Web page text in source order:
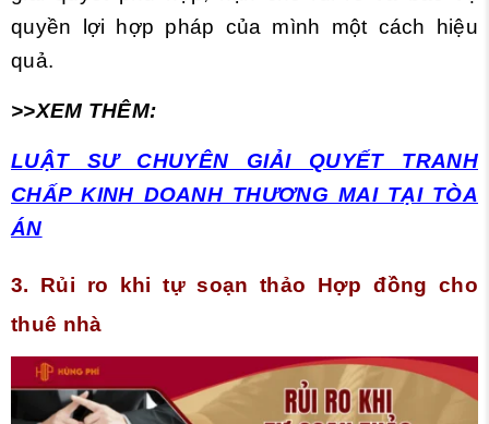
quyền lợi hợp pháp của mình một cách hiệu
quả.
>>XEM THÊM:
LUẬT SƯ CHUYÊN GIẢI QUYẾT TRANH
CHẤP KINH DOANH THƯƠNG MAI TẠI TÒA
ÁN
3. Rủi ro khi tự soạn thảo Hợp đồng cho
thuê nhà